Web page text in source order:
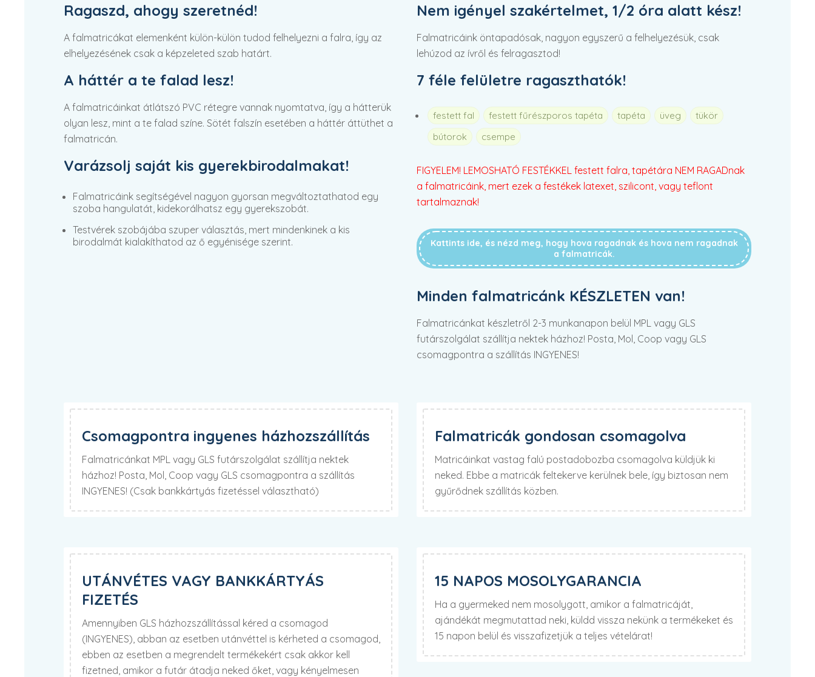
Ragaszd, ahogy szeretnéd!
A falmatricákat elemenként külön-külön tudod felhelyezni a falra, így az
elhelyezésének csak a képzeleted szab határt.
A háttér a te falad lesz!
A falmatricáinkat átlátszó PVC rétegre vannak nyomtatva, így a hátterük
olyan lesz, mint a te falad színe. Sötét falszín esetében a háttér áttüthet a
falmatricán.
Varázsolj saját kis gyerekbirodalmakat!
Falmatricáink segítségével nagyon gyorsan megváltoztathatod egy
szoba hangulatát, kidekorálhatsz egy gyerekszobát.
Testvérek szobájába szuper választás, mert mindenkinek a kis
birodalmát kialakíthatod az ő egyénisége szerint.
Nem igényel szakértelmet, 1/2 óra alatt kész!
Falmatricáink öntapadósak, nagyon egyszerű a felhelyezésük, csak
lehúzod az ívről és felragasztod!
7 féle felületre ragaszthatók!
festett fal festett fűrészporos tapéta tapéta üveg
tükör
bútorok
csempe
FIGYELEM! LEMOSHATÓ FESTÉKKEL festett falra, tapétára NEM RAGADnak
a falmatricáink, mert ezek a festékek latexet, szilicont, vagy teflont
tartalmaznak!
Kattints ide, és nézd meg, hogy hova ragadnak és hova nem ragadnak
a falmatricák.
Minden falmatricánk KÉSZLETEN van!
Falmatricánkat készletről 2-3 munkanapon belül MPL vagy GLS
futárszolgálat szállítja nektek házhoz! Posta, Mol, Coop vagy GLS
csomagpontra a szállítás INGYENES!
Csomagpontra ingyenes házhozszállítás
Falmatricánkat MPL vagy GLS futárszolgálat szállítja nektek
házhoz! Posta, Mol, Coop vagy GLS csomagpontra a szállítás
INGYENES! (Csak bankkártyás fizetéssel választható)
Falmatricák gondosan csomagolva
Matricáinkat vastag falú postadobozba csomagolva küldjük ki
neked. Ebbe a matricák feltekerve kerülnek bele, így biztosan nem
gyűrődnek szállítás közben.
UTÁNVÉTES VAGY BANKKÁRTYÁS
FIZETÉS
Amennyiben GLS házhozszállítással kéred a csomagod
(INGYENES), abban az esetben utánvéttel is kérheted a csomagod,
ebben az esetben a megrendelt termékekért csak akkor kell
fizetned, amikor a futár átadja neked őket, vagy kényelmesen
15 NAPOS MOSOLYGARANCIA
Ha a gyermeked nem mosolygott, amikor a falmatricáját,
ajándékát megmutattad neki, küldd vissza nekünk a termékeket és
15 napon belül és visszafizetjük a teljes vételárat!